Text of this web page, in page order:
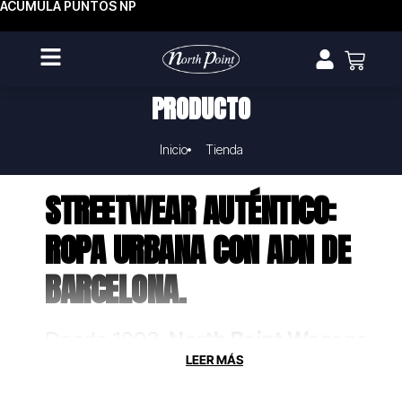
ACUMULA PUNTOS NP
PRODUCTO
Inicio Tienda
STREETWEAR AUTÉNTICO:
ROPA URBANA CON ADN DE
BARCELONA.
solo fabrica ropa, crea uniformes